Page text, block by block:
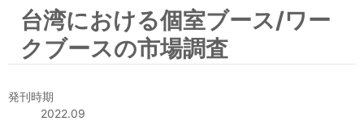
採用情報
お問い合わせ
日本人にPR
台湾における個室ブース/ワー
クブースの市場調査
発刊時期
2022.09